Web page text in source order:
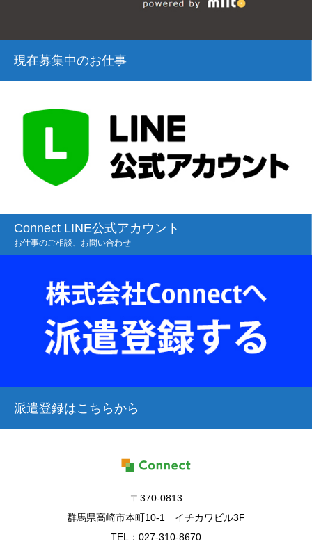
現在募集中のお仕事
Connect LINE公式アカウント
お仕事のご相談、お問い合わせ
派遣登録はこちらから
〒370-0813
群馬県高崎市本町10-1 イチカワビル3F
TEL：027-310-8670